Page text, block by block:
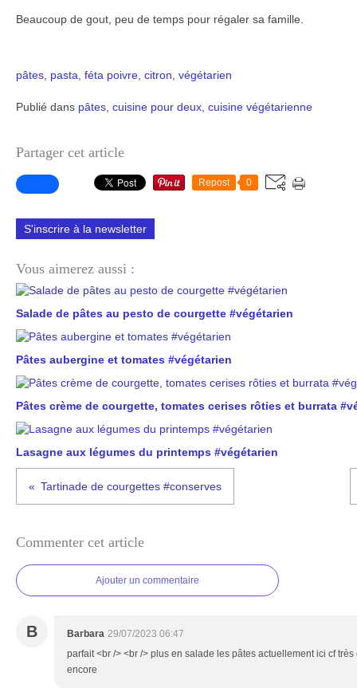
Beaucoup de gout, peu de temps pour régaler sa famille.
pâtes pasta féta poivre citron végétarien
Publié dans pâtes cuisine pour deux cuisine végétarienne
Partager cet article
Repost 0
S'inscrire à la newsletter
Vous aimerez aussi :
Salade de pâtes au pesto de courgette #végétarien
Pâtes aubergine et tomates #végétarien
Pâtes crème de courgette, tomates cerises rôties et burrata
Lasagne aux légumes du printemps #végétarien
Tartinade de courgettes #conserves
Commenter cet article
Ajouter un commentaire
B Barbara 29/07/2023 06:47
parfait <br /> <br /> plus en salade les pâtes actuellement ici cf
encore